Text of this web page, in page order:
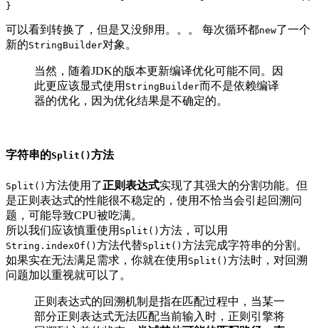
可以看到转换了，但是又没卵用。。。 每次循环都new了一个
新的StringBuilder对象。
当然，随着JDK的版本更新编译优化可能不同。因
此更应该显式使用 StringBuilder而不是依赖编译
器的优化，因为优化结果是不确定的。
字符串的Split()方法
Split() 方法使用了正则表达式实现了其强大的分割功能。但
是正则表达式的性能很不稳定的，使用不恰当会引起回溯问
题，可能导致CPU被吃满。
所以我们应该慎重使用 Split() 方法，可以用
String.indexOf() 方法代替Split() 方法完成字符串的分割。
如果实在无法满足需求，你就在使用 Split() 方法时，对回溯
问题加以重视就可以了。
正则表达式的回溯机制是指在匹配过程中，当某一
部分正则表达式无法匹配当前输入时，正则引擎将